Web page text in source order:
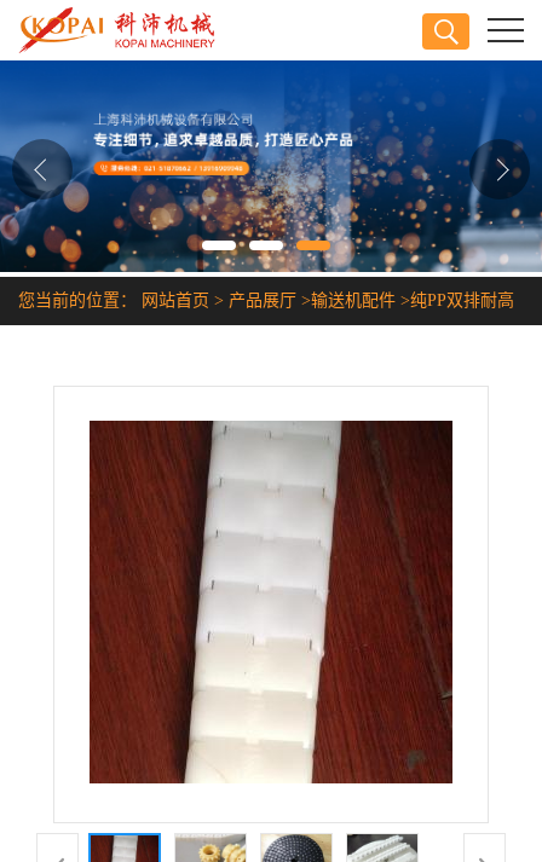
公司介绍
公司动态
产品展厅
证书荣誉
您当前的位置： 网站首页 > 产品展厅 >输送机配件 >纯PP双排耐高